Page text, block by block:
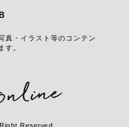
真・イラスト等のコンテン
す。
Reserved.